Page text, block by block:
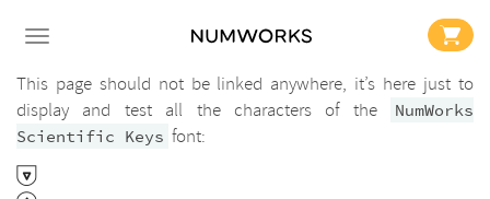
This page should not be linked anywhere, it’s here just to
display and test all the characters of the
NumWorks
Scientific Keys font: